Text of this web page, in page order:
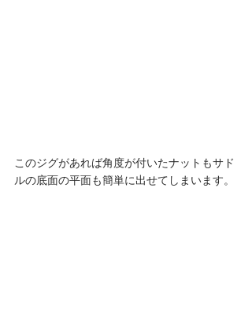
このジグがあれば角度が付いたナットもサド
ルの底面の平面も簡単に出せてしまいます。